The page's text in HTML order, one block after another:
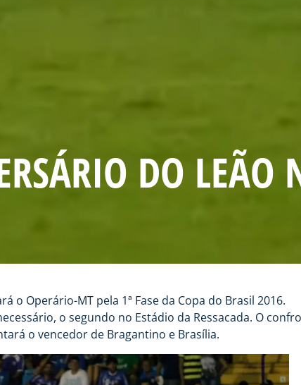
DO LEÃO
o Operário-MT pela 1ª Fase da Copa do Brasil 2016.
o segundo no Estádio da Ressacada. O
o vencedor de Bragantino e Brasília.